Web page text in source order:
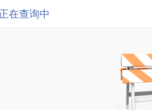
在查询中